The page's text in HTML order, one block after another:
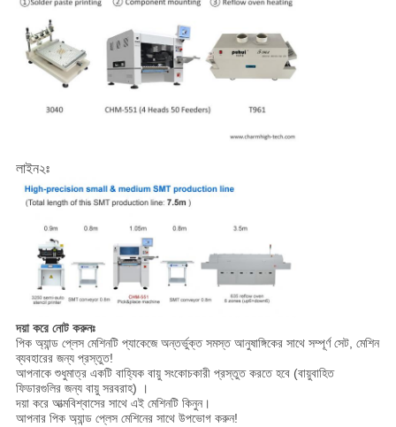
লাইন২ঃ
দয়া করে নোট করুনঃ
পিক অ্যান্ড প্লেস মেশিনটি প্যাকেজে অন্তর্ভুক্ত সমস্ত আনুষাঙ্গিকের সাথে সম্পূর্ণ সেট, মেশিন
ব্যবহারের জন্য প্রস্তুত!
আপনাকে শুধুমাত্র একটি বাহ্যিক বায়ু সংকোচকারী প্রস্তুত করতে হবে (বায়ুবাহিত
ফিডারগুলির জন্য বায়ু সরবরাহ) ।
দয়া করে আত্মবিশ্বাসের সাথে এই মেশিনটি কিনুন।
আপনার পিক অ্যান্ড প্লেস মেশিনের সাথে উপভোগ করুন!